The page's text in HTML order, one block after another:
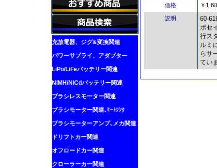
充放電器、ジグ&変換関連
パワーサプライ、アダプター
LiPo/LiFeバッテリー関連
NiMH/NiCdバッテリー関連
ブラシレスモーター関連
ブラシモーター関連､ﾋｰﾄｼﾝｸ
ブラシモーターアンプ､メカ関連
ドリフトカー関連
オフロードカー関連
クローラーカー関連
価格
￥
説明
60-
ボセ
行ス
ルミ
らサ
てい